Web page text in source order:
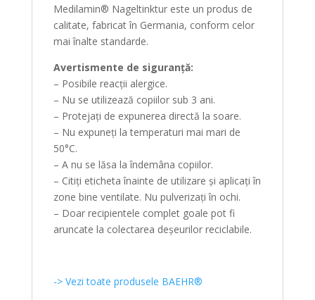
Medilamin® Nageltinktur este un produs de
calitate, fabricat în Germania, conform celor
mai înalte standarde.
Avertismente de siguranță:
– Posibile reacții alergice.
– Nu se utilizează copiilor sub 3 ani.
– Protejați de expunerea directă la soare.
– Nu expuneți la temperaturi mai mari de
50°C.
– A nu se lăsa la îndemâna copiilor.
– Citiți eticheta înainte de utilizare și aplicați în
zone bine ventilate. Nu pulverizați în ochi.
– Doar recipientele complet goale pot fi
aruncate la colectarea deșeurilor reciclabile.
-> Vezi toate produsele BAEHR®